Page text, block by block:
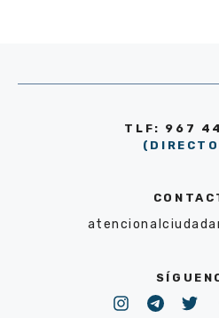
TLF: 967